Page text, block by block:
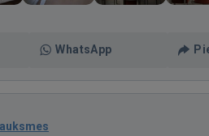
WhatsApp